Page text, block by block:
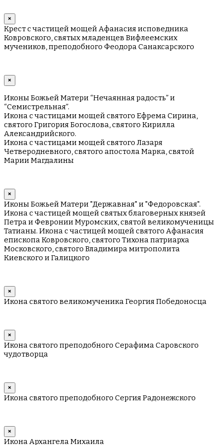
×
Крест с частицей мощей Афанасия исповедника
Ковровского, святых младенцев Вифлеемских
мучеников, преподобного Феодора Санаксарского
×
Иконы Божьей Матери “Нечаянная радость” и
“Семистрельная”.
Икона с частицами мощей святого Ефрема Сирина,
святого Григория Богослова, святого Кирилла
Александрийского.
Икона с частицами мощей святого Лазаря
Четверодневного, святого апостола Марка, святой
Марии Магдалины
×
Иконы Божьей Матери "Державная" и "Федоровская".
Икона с частицей мощей святых благоверных князей
Петра и Февронии Муромских, святой великомученицы
Татианы. Икона с частицей мощей святого Афанасия
епископа Ковровского, святого Тихона патриарха
Московского, святого Владимира митрополита
Киевского и Галицкого
×
Икона святого великомученика Георгия Победоносца
×
Икона святого преподобного Серафима Саровского
чудотворца
×
Икона святого преподобного Сергия Радонежского
×
Икона Архангела Михаила